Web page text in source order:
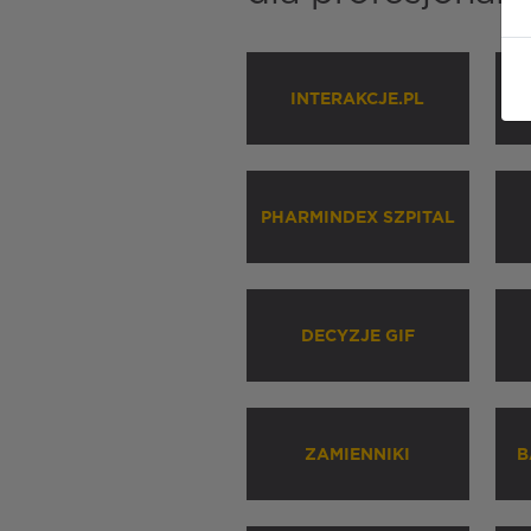
INTERAKCJE.PL
PHARMINDEX SZPITAL
DECYZJE GIF
ZAMIENNIKI